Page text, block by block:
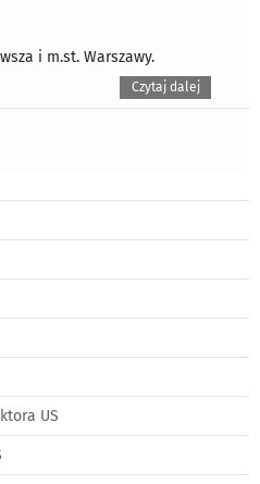
i m.st. Warszawy.
Czytaj dalej
US